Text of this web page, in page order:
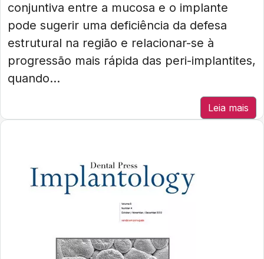
conjuntiva entre a mucosa e o implante
pode sugerir uma deficiência da defesa
estrutural na região e relacionar-se à
progressão mais rápida das peri-implantites,
quando...
Leia mais